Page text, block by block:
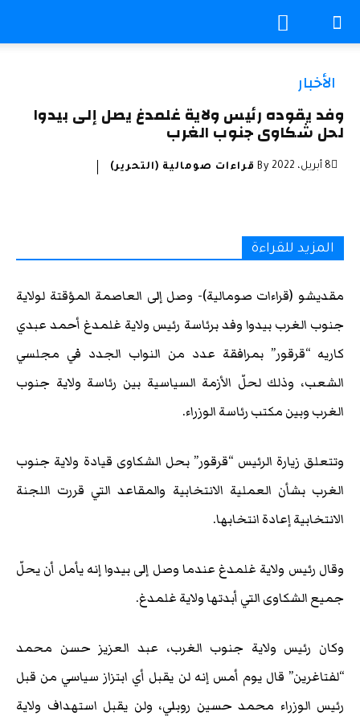
الأخبار
وفد يقوده رئيس ولاية غلمدغ يصل إلى بيدوا
لحل شكاوى جنوب الغرب
8 أبريل، 2022 By قراءات صومالية (التحرير)
المزيد للقراءة
مقديشو (قراءات صومالية)- وصل إلى العاصمة المؤقتة لولاية
جنوب الغرب بيدوا وفد برئاسة رئيس ولاية غلمدغ أحمد عبدي
كاريه “قرقور” بمرافقة عدد من النواب الجدد في مجلسي
الشعب، وذلك لحلّ الأزمة السياسية بين رئاسة ولاية جنوب
الغرب وبين مكتب رئاسة الوزراء.
وتتعلق زيارة الرئيس “قرقور” بحل الشكاوى قيادة ولاية جنوب
الغرب بشأن العملية الانتخابية والمقاعد التي قررت اللجنة
الانتخابية ​​إعادة انتخابها.
وقال رئيس ولاية غلمدغ عندما وصل إلى بيدوا إنه يأمل أن يحلّ
جميع الشكاوى التي أبدتها ولاية غلمدغ.
وكان رئيس ولاية جنوب الغرب، عبد العزيز حسن محمد
“لفتاغرين” قال يوم أمس إنه لن يقبل أي ابتزاز سياسي من قبل
رئيس الوزراء محمد حسين روبلي، ولن يقبل استهداف ولاية